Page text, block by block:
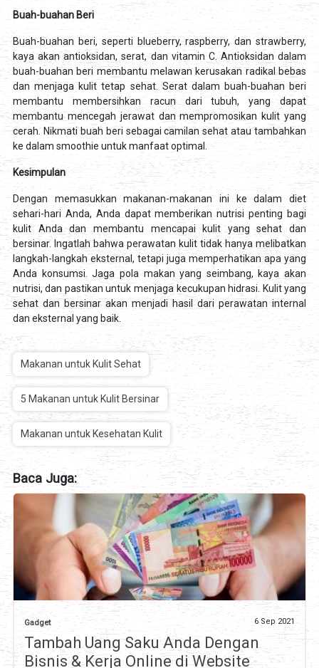
Buah-buahan Beri
Buah-buahan beri, seperti blueberry, raspberry, dan strawberry,
kaya akan antioksidan, serat, dan vitamin C. Antioksidan dalam
buah-buahan beri membantu melawan kerusakan radikal bebas
dan menjaga kulit tetap sehat. Serat dalam buah-buahan beri
membantu membersihkan racun dari tubuh, yang dapat
membantu mencegah jerawat dan mempromosikan kulit yang
cerah. Nikmati buah beri sebagai camilan sehat atau tambahkan
ke dalam smoothie untuk manfaat optimal.
Kesimpulan
Dengan memasukkan makanan-makanan ini ke dalam diet
sehari-hari Anda, Anda dapat memberikan nutrisi penting bagi
kulit Anda dan membantu mencapai kulit yang sehat dan
bersinar. Ingatlah bahwa perawatan kulit tidak hanya melibatkan
langkah-langkah eksternal, tetapi juga memperhatikan apa yang
Anda konsumsi. Jaga pola makan yang seimbang, kaya akan
nutrisi, dan pastikan untuk menjaga kecukupan hidrasi. Kulit yang
sehat dan bersinar akan menjadi hasil dari perawatan internal
dan eksternal yang baik.
Makanan untuk Kulit Sehat
5 Makanan untuk Kulit Bersinar
Makanan untuk Kesehatan Kulit
Baca Juga:
Gadget 6 Sep 2021
Tambah Uang Saku Anda Dengan
Bisnis & Kerja Online di Website